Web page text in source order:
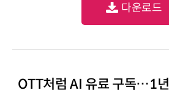
다운로드
OTT처럼 AI 유료 구독…1